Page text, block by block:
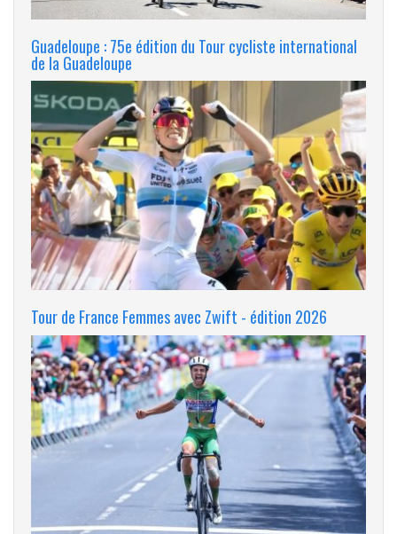
Guadeloupe : 75e édition du Tour cycliste international
de la Guadeloupe
Tour de France Femmes avec Zwift - édition 2026